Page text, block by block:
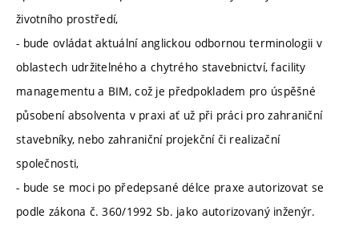
životního prostředí,
- bude ovládat aktuální anglickou odbornou terminologii v
oblastech udržitelného a chytrého stavebnictví, facility
managementu a BIM, což je předpokladem pro úspěšné
působení absolventa v praxi ať už při práci pro zahraniční
stavebníky, nebo zahraniční projekční či realizační
společnosti,
- bude se moci po předepsané délce praxe autorizovat se
podle zákona č. 360/1992 Sb. jako autorizovaný inženýr.